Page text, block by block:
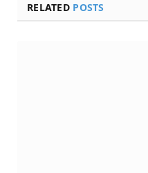
RELATED POSTS